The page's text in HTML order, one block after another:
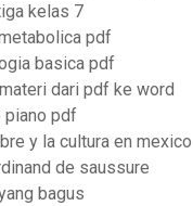
kelas 7
pdf
basica pdf
dari pdf ke word
pdf
y la cultura en mexico
de saussure
bagus